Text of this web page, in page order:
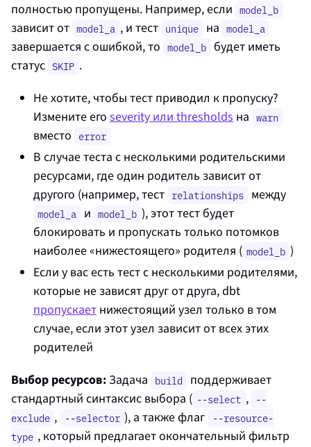
полностью пропущены. Например, если model_b
зависит от model_a , и тест unique на model_a
завершается с ошибкой, то model_b будет иметь
статус SKIP .
Не хотите, чтобы тест приводил к пропуску?
Измените его severity или thresholds на warn
вместо error
В случае теста с несколькими родительскими
ресурсами, где один родитель зависит от
другого (например, тест relationships между
model_a и model_b ), этот тест будет
блокировать и пропускать только потомков
наиболее «нижестоящего» родителя ( model_b )
Если у вас есть тест с несколькими родителями,
которые не зависят друг от друга, dbt
пропускает нижестоящий узел только в том
случае, если этот узел зависит от всех этих
родителей
Выбор ресурсов:Задача build
поддерживает
стандартный синтаксис выбора ( --select , --
exclude , --selector ), а также флаг
--resource-
type , который предлагает окончательный фильтр